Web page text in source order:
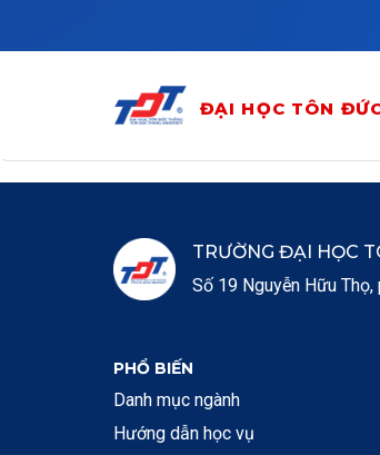
ĐẠI HỌC TÔN
TRƯỜNG ĐẠI HỌC
Số 19 Nguyễn Hữu Thọ,
PHỔ BIẾN
Danh mục ngành
Hướng dẫn học vụ